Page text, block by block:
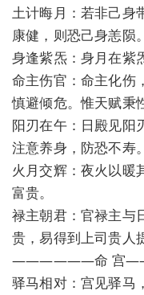
土计晦月：若非己身
康健，则恐己身恙陨。
身逢紫炁：身月在紫
命主伤官：命主化伤
慎避倾危。惟天赋秉
阳刃在午：日殿见阳
注意养身，防恐不寿。
火月交辉：夜火以暖
富贵。
禄主朝君：官禄主与
贵，易得到上司贵人
——————命 宫
驿马相对：宫见驿马